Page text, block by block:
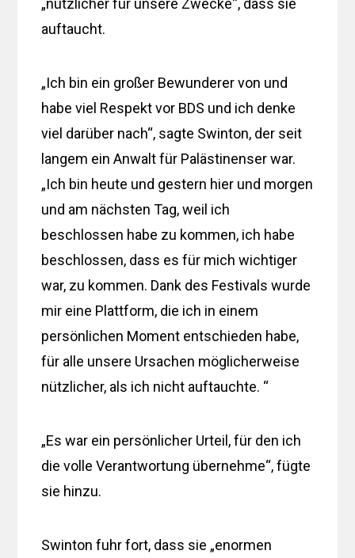
auftaucht.
„Ich bin ein großer Bewunderer von und
habe viel Respekt vor BDS und ich denke
viel darüber nach“, sagte Swinton, der seit
langem ein Anwalt für Palästinenser war.
„Ich bin heute und gestern hier und morgen
und am nächsten Tag, weil ich
beschlossen habe zu kommen, ich habe
beschlossen, dass es für mich wichtiger
war, zu kommen. Dank des Festivals wurde
mir eine Plattform, die ich in einem
persönlichen Moment entschieden habe,
für alle unsere Ursachen möglicherweise
nützlicher, als ich nicht auftauchte. “
„Es war ein persönlicher Urteil, für den ich
die volle Verantwortung übernehme“, fügte
sie hinzu.
Swinton fuhr fort, dass sie „enormen